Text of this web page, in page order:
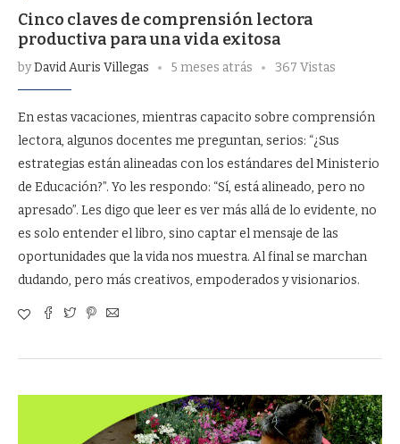
Cinco claves de comprensión lectora
productiva para una vida exitosa
byDavid Auris Villegas 5 meses atrás 367 Vistas
En estas vacaciones, mientras capacito sobre comprensión
lectora, algunos docentes me preguntan, serios: “¿Sus
estrategias están alineadas con los estándares del Ministerio
de Educación?”. Yo les respondo: “Sí, está alineado, pero no
apresado”. Les digo que leer es ver más allá de lo evidente, no
es solo entender el libro, sino captar el mensaje de las
oportunidades que la vida nos muestra. Al final se marchan
dudando, pero más creativos, empoderados y visionarios.